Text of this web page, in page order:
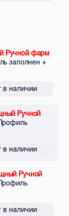
Ручной фарм
заполнен +
в наличии
Ручной
в наличии
Ручной
в наличии